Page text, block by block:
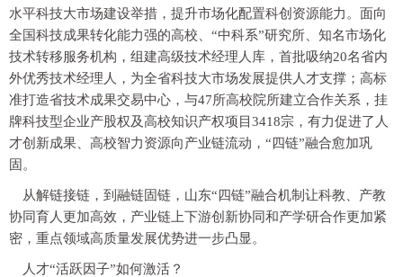
水平科技大市场建设举措，提升市场化配置科创资源能力。面向
全国科技成果转化能力强的高校、“中科系”研究所、知名市场化
技术转移服务机构，组建高级技术经理人库，首批吸纳20名省内
外优秀技术经理人，为全省科技大市场发展提供人才支撑；高标
准打造省技术成果交易中心，与47所高校院所建立合作关系，挂
牌科技型企业产股权及高校知识产权项目3418宗，有力促进了人
才创新成果、高校智力资源向产业链流动，“四链”融合愈加巩
固。
从解链接链，到融链固链，山东“四链”融合机制让科教、产教
协同育人更加高效，产业链上下游创新协同和产学研合作更加紧
密，重点领域高质量发展优势进一步凸显。
人才“活跃因子”如何激活？